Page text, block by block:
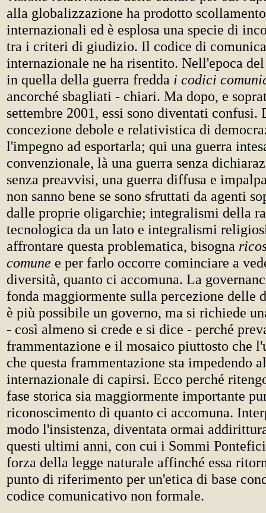
alla globalizzazione ha prodotto
internazionali ed è esplosa una specie di
tra i criteri di giudizio. Il codice di
internazionale ne ha risentito. Nell'epoca
in quella della guerra fredda i codici
ancorché sbagliati - chiari. Ma dopo, e
settembre 2001, essi sono diventati confusi.
concezione debole e relativistica di
l'impegno ad esportarla; qui una guerra
convenzionale, là una guerra senza
senza preavvisi, una guerra diffusa e
non sanno bene se sono sfruttati da agenti
dalle proprie oligarchie; integralismi della
tecnologica da un lato e integralismi
affrontare questa problematica, bisogna
comune e per farlo occorre cominciare a
diversità, quanto ci accomuna. La
fonda maggiormente sulla percezione delle
è più possibile un governo, ma si richiede
- così almeno si crede e si dice - perché
frammentazione e il mosaico piuttosto che
che questa frammentazione sta impedendo
internazionale di capirsi. Ecco perché
fase storica sia maggiormente importante
riconoscimento di quanto ci accomuna.
modo l'insistenza, diventata ormai
questi ultimi anni, con cui i Sommi
forza della legge naturale affinché essa
punto di riferimento per un'etica di base
codice comunicativo non formale.